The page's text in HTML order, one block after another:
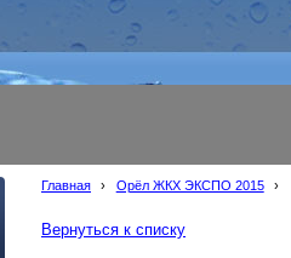
Главная › Орёл ЖКХ ЭКСПО 2015 ›
Вернуться к списку